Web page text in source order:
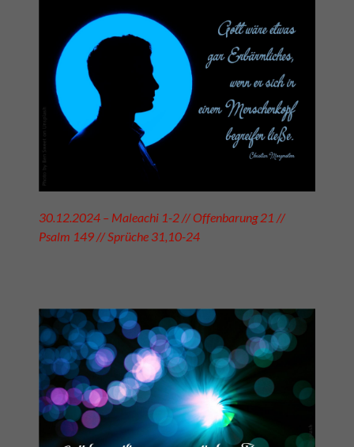
30.12.2024 – Maleachi 1-2 // Offenbarung 21 //
Psalm 149 // Sprüche 31,10-24